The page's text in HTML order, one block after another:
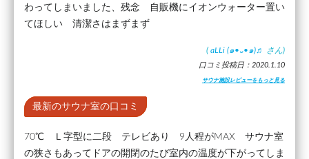
わってしまいました、残念 自販機にイオンウォーター置い
てほしい 清潔さはまずまず
( aLLi (๑•᎑•๑)♬ さん)
口コミ投稿日：2020.1.10
サウナ施設レビューをもっと見る
最新のサウナ室の口コミ
70℃ Ｌ字型に二段 テレビあり 9人程がMAX サウナ室
の狭さもあってドアの開閉のたび室内の温度が下がってしま